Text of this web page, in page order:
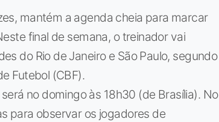
mantém a agenda cheia para marcar
final de semana, o treinador vai
do Rio de Janeiro e São Paulo, segundo
Futebol (CBF).
no domingo às 18h30 (de Brasília). No
para observar os jogadores de